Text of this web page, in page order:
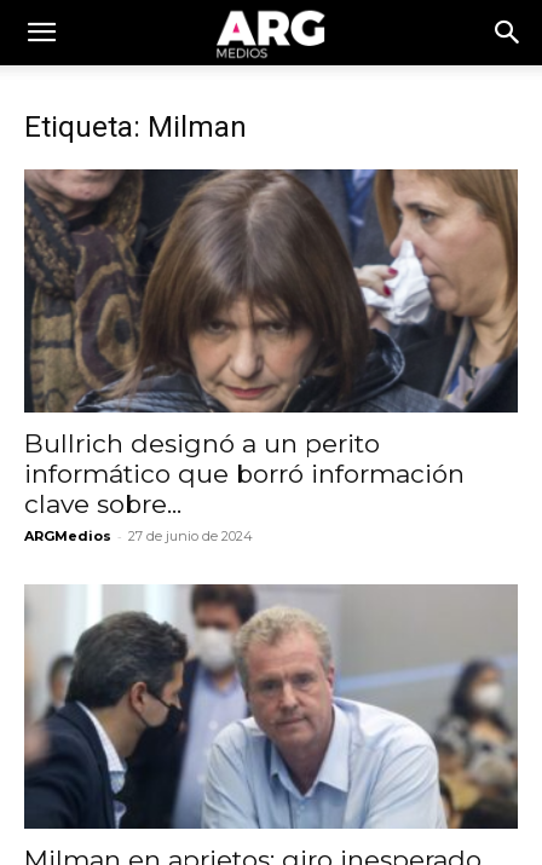
Etiqueta: Milman
Bullrich designó a un perito
informático que borró información
clave sobre...
ARGMedios - 27 de junio de 2024